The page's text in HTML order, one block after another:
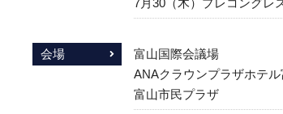
7月30（木）プレコングレ
会場
富山国際会議場
ANAクラウンプラザホテル
富山市民プラザ